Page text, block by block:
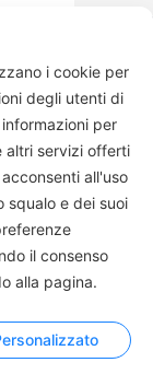
ROOM
i cookie per
degli utenti di
per
altri servizi offerti
all'uso
squalo e dei suoi
il consenso
alla pagina.